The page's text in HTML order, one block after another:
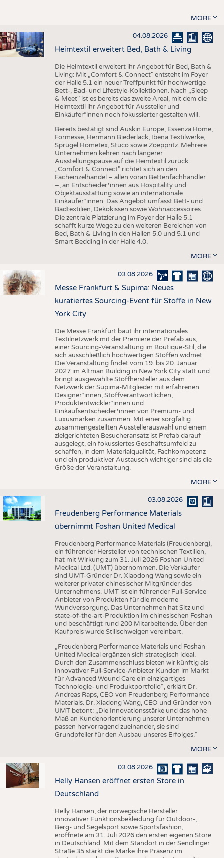
MORE
04.08.2026
Heimtextil erweitert Bed, Bath & Living
Die Heimtextil erweitert ihr Angebot für Bed, Bath &
Living: Mit „Comfort & Connect" entsteht im Foyer
der Halle 5.1 ein neuer Treffpunkt für hochwertige
Bett-, Bad- und Lifestyle-Kollektionen. Nach „Sleep
& Meet" ist es bereits das zweite Areal, mit dem die
Heimtextil ihr Angebot für Aussteller und
Einkäufer*innen noch fokussierter gestalten will.
Bereits bestätigt sind Auskin Europe, Essenza Home,
Formesse, Hermann Biederlack, Ibena Textilwerke,
Sprügel Hometex, Stuco sowie Zoeppritz. Mehrere
Unternehmen kehren nach längerer
Ausstellungspause auf die Heimtextil zurück.
„Comfort & Connect" richtet sich an den
Facheinzelhandel – allen voran Bettenfachhändler
–, an Entscheider*innen aus Hospitality und
Objektausstattung sowie an internationale
Einkäufer*innen. Das Angebot umfasst Bett- und
Badtextilien, Dekokissen sowie Wohnaccessoires.
Die zentrale Platzierung im Foyer der Halle 5.1
schafft kurze Wege zu den weiteren Bereichen von
Bed, Bath & Living in den Hallen 5.0 und 5.1 und
Smart Bedding in der Halle 4.0.
MORE
03.08.2026
Messe Frankfurt & Supima: Neues
kuratiertes Sourcing-Event für Stoffe in New
York City
Die Messe Frankfurt baut ihr internationales
Textilnetzwerk mit der Premiere der Prefab aus,
einer Sourcing-Veranstaltung im Boutique-Stil, die
sich ausschließlich hochwertigen Stoffen widmet.
Die Veranstaltung findet vom 19. bis 20. Januar
2027 im Altman Building in New York City statt und
bringt ausgewählte Stoffhersteller aus dem
Netzwerk der Supima-Mitglieder mit erfahrenen
Designer*innen, Stoffverantwortlichen,
Produktentwickler*innen und
Einkaufsentscheider*innen von Premium- und
Luxusmarken zusammen. Mit einer sorgfältig
zusammengestellten Ausstellerauswahl und einem
zielgerichteten Besucheransatz ist Prefab darauf
ausgelegt, ein fokussiertes Geschäftsumfeld zu
schaffen, in dem Materialqualität, Fachkompetenz
und ein produktiver Austausch wichtiger sind als die
Größe der Veranstaltung.
MORE
03.08.2026
Freudenberg Performance Materials
übernimmt Foshan United Medical
Freudenberg Performance Materials (Freudenberg),
ein führender Hersteller von technischen Textilien,
hat mit Wirkung zum 31. Juli 2026 Foshan United
Medical Ltd. (UMT) übernommen. Die Verkäufer
sind UMT-Gründer Dr. Xiaodong Wang sowie ein
weiterer privater chinesischer Mitgründer des
Unternehmens. UMT ist ein führender Full-Service
Anbieter von Produkten für die moderne
Wundversorgung. Das Unternehmen hat Sitz und
state-of-the-art-Produktion im chinesischen Foshan
und beschäftigt rund 200 Mitarbeitende. Über den
Kaufpreis wurde Stillschweigen vereinbart.
„Freudenberg Performance Materials und Foshan
United Medical ergänzen sich strategisch ideal.
Durch den Zusammenschluss bieten wir künftig als
innovativer Full-Service-Anbieter Kunden im Markt
für Advanced Wound Care ein einzigartiges
Technologie- und Produktportfolio“, erklärt Dr.
Andreas Raps, CEO von Freudenberg Performance
Materials. Dr. Xiadong Wang, CEO und Gründer von
UMT betont: „Die Innovationsstärke und das hohe
Maß an Kundenorientierung unserer Unternehmen
passen hervorragend zueinander, sie sind
Grundpfeiler für den Ausbau unseres Erfolges.“
MORE
03.08.2026
Helly Hansen eröffnet ersten Store in
Deutschland
Helly Hansen, der norwegische Hersteller
innovativer Funktionsbekleidung für Outdoor-,
Berg- und Segelsport sowie Sportsfashion,
eröffnete am 31. Juli 2026 den ersten eigenen Store
in Deutschland. Mit dem Standort in der Sendlinger
Straße 35 stärkt die Marke ihre Präsenz im